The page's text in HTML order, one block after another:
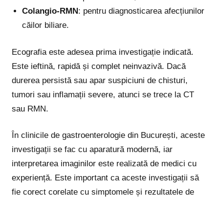
Colangio-RMN : pentru diagnosticarea afecțiunilor
căilor biliare.
Ecografia este adesea prima investigație indicată.
Este ieftină, rapidă și complet neinvazivă. Dacă
durerea persistă sau apar suspiciuni de chisturi,
tumori sau inflamații severe, atunci se trece la CT
sau RMN.
În clinicile de gastroenterologie din București, aceste
investigații se fac cu aparatură modernă, iar
interpretarea imaginilor este realizată de medici cu
experiență. Este important ca aceste investigații să
fie corect corelate cu simptomele și rezultatele de